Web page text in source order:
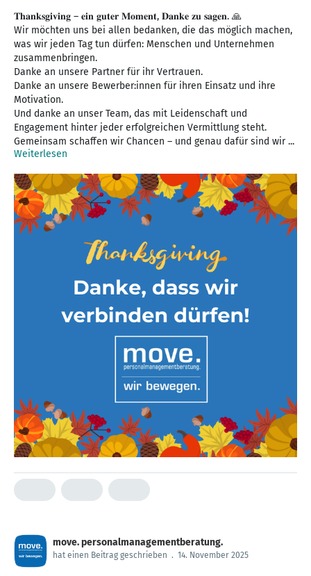
𝐓𝐡𝐚𝐧𝐤𝐬𝐠𝐢𝐯𝐢𝐧𝐠 – 𝐞𝐢𝐧 𝐠𝐮𝐭𝐞𝐫 𝐌𝐨𝐦𝐞𝐧𝐭, 𝐃𝐚𝐧𝐤𝐞 𝐳𝐮 𝐬𝐚𝐠𝐞𝐧. 🙏
Wir möchten uns bei allen bedanken, die das möglich machen,
was wir jeden Tag tun dürfen: Menschen und Unternehmen
zusammenbringen.
Danke an unsere Partner für ihr Vertrauen.
Danke an unsere Bewerber:innen für ihren Einsatz und ihre
Motivation.
Und danke an unser Team, das mit Leidenschaft und
Engagement hinter jeder erfolgreichen Vermittlung steht.
Gemeinsam schaffen wir Chancen – und genau dafür sind wir ...
Weiterlesen
move. personalmanagementberatung.
hat einen Beitrag geschrieben . 14. November 2025